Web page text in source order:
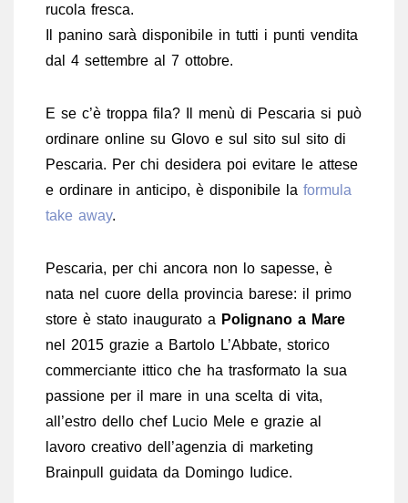
rucola fresca.
Il panino sarà disponibile in tutti i punti vendita
dal 4 settembre al 7 ottobre.
E se c’è troppa fila? Il menù di Pescaria si può
ordinare online su Glovo e sul sito sul sito di
Pescaria. Per chi desidera poi evitare le attese
e ordinare in anticipo, è disponibile la formula
take away.
Pescaria, per chi ancora non lo sapesse, è
nata nel cuore della provincia barese: il primo
store è stato inaugurato a Polignano a Mare
nel 2015 grazie a Bartolo L’Abbate, storico
commerciante ittico che ha trasformato la sua
passione per il mare in una scelta di vita,
all’estro dello chef Lucio Mele e grazie al
lavoro creativo dell’agenzia di marketing
Brainpull guidata da Domingo Iudice.